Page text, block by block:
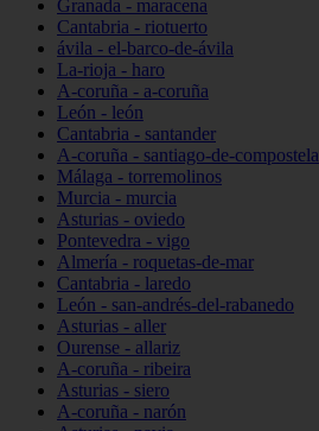
Granada - maracena
Cantabria - riotuerto
ávila - el-barco-de-ávila
La-rioja - haro
A-coruña - a-coruña
León - león
Cantabria - santander
A-coruña - santiago-de-compostela
Málaga - torremolinos
Murcia - murcia
Asturias - oviedo
Pontevedra - vigo
Almería - roquetas-de-mar
Cantabria - laredo
León - san-andrés-del-rabanedo
Asturias - aller
Ourense - allariz
A-coruña - ribeira
Asturias - siero
A-coruña - narón